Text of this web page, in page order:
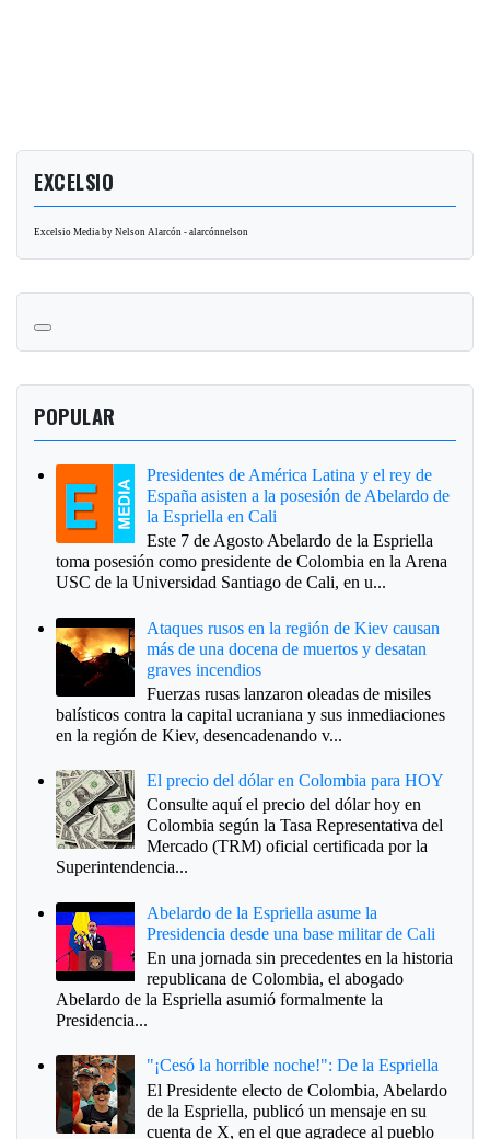
EXCELSIO
Excelsio Media by Nelson Alarcón - alarcónnelson
POPULAR
Presidentes de América Latina y el rey de
España asisten a la posesión de Abelardo de
la Espriella en Cali
Este 7 de Agosto Abelardo de la Espriella
toma posesión como presidente de Colombia en la Arena
USC de la Universidad Santiago de Cali, en u...
Ataques rusos en la región de Kiev causan
más de una docena de muertos y desatan
graves incendios
Fuerzas rusas lanzaron oleadas de misiles
balísticos contra la capital ucraniana y sus inmediaciones
en la región de Kiev, desencadenando v...
El precio del dólar en Colombia para HOY
Consulte aquí el precio del dólar hoy en
Colombia según la Tasa Representativa del
Mercado (TRM) oficial certificada por la
Superintendencia...
Abelardo de la Espriella asume la
Presidencia desde una base militar de Cali
En una jornada sin precedentes en la historia
republicana de Colombia, el abogado
Abelardo de la Espriella asumió formalmente la
Presidencia...
"¡Cesó la horrible noche!": De la Espriella
El Presidente electo de Colombia, Abelardo
de la Espriella, publicó un mensaje en su
cuenta de X, en el que agradece al pueblo